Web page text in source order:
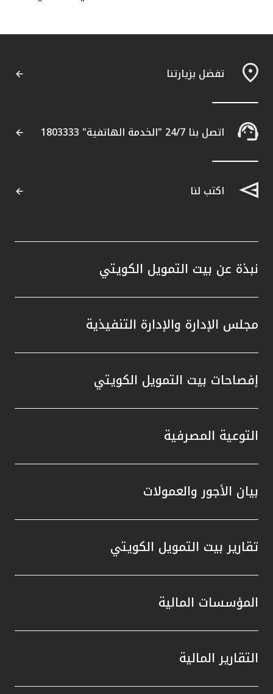
تفضل بزيارتنا
اتصل بنا 24/7 "الخدمة الهاتفية" 1803333
اكتب لنا
نبذة عن بيت التمويل الكويتي
مجلس الإدارة والإدارة التنفيذية
إفصاحات بيت التمويل الكويتي
التوعية المصرفية
بيان الأجور والعمولات
تقارير بيت التمويل الكويتي
المؤسسات المالية
التقارير المالية